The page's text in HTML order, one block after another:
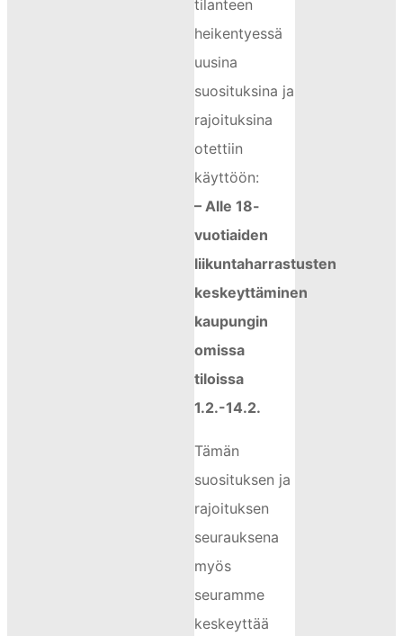
tilanteen
heikentyessä
uusina
suosituksina ja
rajoituksina
otettiin
käyttöön:
– Alle 18-
vuotiaiden
liikuntaharrastusten
keskeyttäminen
kaupungin
omissa
tiloissa
1.2.-14.2.
Tämän
suosituksen ja
rajoituksen
seurauksena
myös
seuramme
keskeyttää